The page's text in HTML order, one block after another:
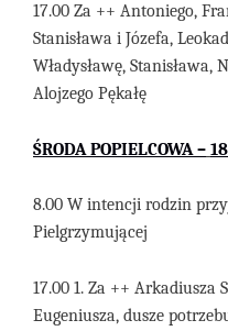
17.00 Za ++ Antoniego,
Stanisława i Józefa,
Władysławę, Stanisława,
Alojzego Pękałę
ŚRODAPOPIELCOWA– 18
8.00 W intencji rodzin
Pielgrzymującej
17.00 1. Za ++ Arkadiusza
Eugeniusza, dusze